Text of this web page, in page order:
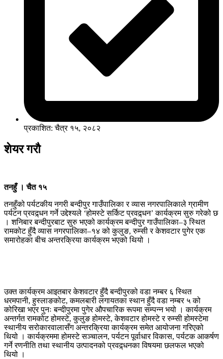
प्रकाशित: चैत्र १५, २०८२
शेयर गरौ
तनहुँ । चैत १५
तनहुँको पर्यटकीय नगरी बन्दीपुर गाउँपालिका र व्यास नगरपालिकाले ग्रामीण
पर्यटन प्रवद्र्धन गर्ने उद्देश्यले ‘होमस्टे सर्किट प्रवद्र्धन’ कार्यक्रम सुरु गरेको छ
। शनिबार बन्दीपुरबाट सुरु भएको कार्यक्रम बन्दीपुर गाउँपालिका–३ स्थित
रामकोट हुँदै व्यास नगरपालिका–१४ को कुलुङ, रुम्सी र केशवटार पुगेर एक
समारोहका बीच अन्तरक्रिया कार्यक्रम भएको थियो ।
उक्त कार्यक्रम आइतबार केशवटार हुँदै बन्दीपुरको वडा नम्बर ६ स्थित
धरमपानी, हुस्लाङकोट, कमलबारी लगायतका स्थान हुँदै वडा नम्बर ५ को
कोरिखा भएर पुनः बन्दीपुरमा पुगेर औपचारिक रूपमा सम्पन्न भयो । कार्यक्रम
अन्तर्गत रामकोट होमस्टे, कुलुङ होमस्टे, केशवटार होमस्टे र रुम्सी होमस्टेमा
स्थानीय सरोकारवालासँग अन्तरक्रिया कार्यक्रम समेत आयोजना गरिएको
थियो । कार्यक्रममा होमस्टे सञ्चालन, पर्यटन पूर्वाधार विकास, पर्यटक आकर्षण
गर्ने रणनीति तथा स्थानीय उत्पादनको प्रवद्र्धनका विषयमा छलफल भएको
थियो ।